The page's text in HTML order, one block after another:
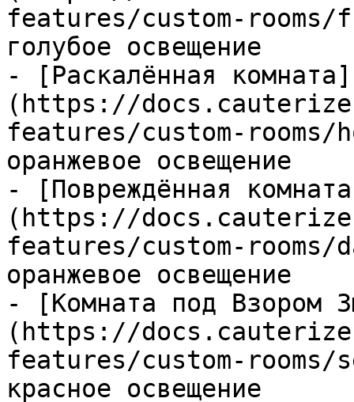
features/custom-rooms/
голубое освещение
- [Раскалённая комната]
(https://
features/custom-rooms/
оранжевое освещение
- [Повреждённая
(https://
features/custom-rooms/
оранжевое освещение
- [Комната под Взором
(https://
features/custom-rooms/
красное освещение